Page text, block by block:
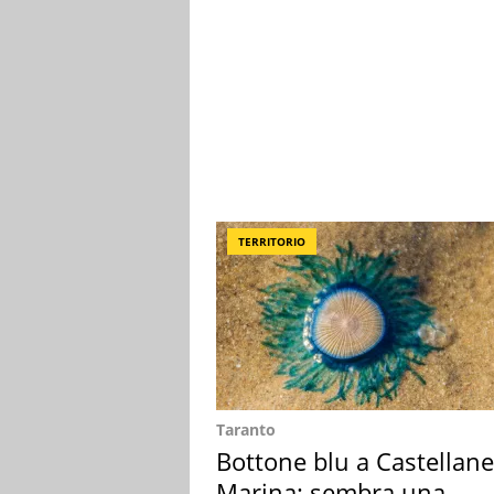
TERRITORIO
Taranto
Bottone blu a